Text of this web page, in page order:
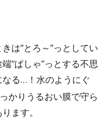
は“とろ～”っとしてい
“ぱしゃ”っとする不思
る…！水のようにぐ
かりうるおい膜で守ら
ます。